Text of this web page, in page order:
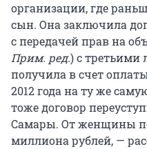
организации, где
сын. Она заключила
с передачей прав на
Прим. ред.) с третьими
получила в счет
2012 года на ту же
тоже договор
Самары. От женщины
миллиона рублей, —